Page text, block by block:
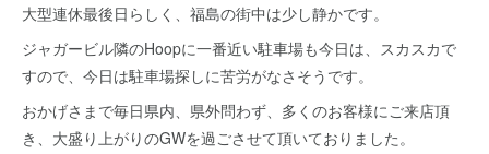
大型連休最後日らしく、福島の街中は少し静かです。
ジャガービル隣のHoopに一番近い駐車場も今日は、スカスカで
すので、今日は駐車場探しに苦労がなさそうです。
おかげさまで毎日県内、県外問わず、多くのお客様にご来店頂
き、大盛り上がりのGWを過ごさせて頂いておりました。